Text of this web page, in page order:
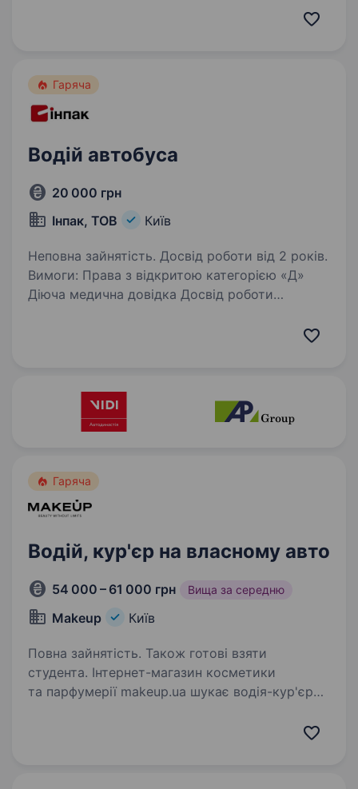
Ми пропонуємо: стабільний…
Гаряча
Водій автобуса
20 000 грн
Інпак, ТОВ
Київ
Неповна зайнятість. Досвід роботи від 2 років.
Вимоги: Права з відкритою категорією «Д»
Діюча медична довідка Досвід роботи
проживання на Петропавлівській Борщагівці
Гаряча
Водій, кур'єр на власному авто
54 000 – 61 000 грн Вища за середню
Makeup Київ
Повна зайнятість. Також готові взяти
студента. Інтернет-магазин косметики
та парфумерії makeup.ua шукає водія-кур'єра